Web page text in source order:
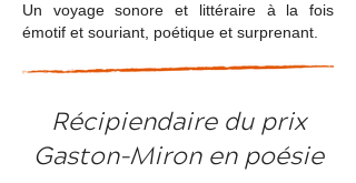
Un voyage sonore et littéraire à la fois
émotif et souriant, poétique et surprenant.
Récipiendaire du prix
Gaston-Miron en poésie